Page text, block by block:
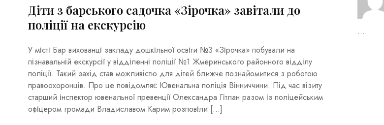
Діти з барського садочка «Зірочка» завітали до
поліції на екскурсію
У місті Бар вихованці закладу дошкільної освіти №3 «Зірочка» побували на
пізнавальній екскурсії у відділенні поліції №1 Жмеринського районного відділу
поліції. Такий захід став можливістю для дітей ближче познайомитися з роботою
правоохоронців. Про це повідомляє Ювенальна поліція Вінниччини. Під час візиту
старший інспектор ювенальної превенції Олександра Гітлан разом із поліцейським
офіцером громади Владиславом Карим розповіли […]
...